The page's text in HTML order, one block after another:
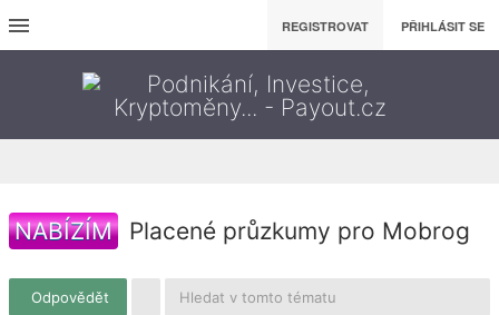
REGISTROVAT PŘIHLÁSIT SE
NABÍZÍM Placené průzkumy pro Mobrog
Odpovědět